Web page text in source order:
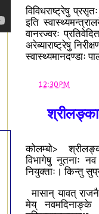
विविधराष्ट्रेषु
इति
वानरज्वरः
अरेब्याराष्ट्रेषु
स्वास्थ्यमानदण्डाः
12:30 PM
कोलम्बो>
विभागेषु नूतनाः नव
नियुक्ताः। किन्तु
मासान् यावत्
मेय् नवमदिनाङ्के